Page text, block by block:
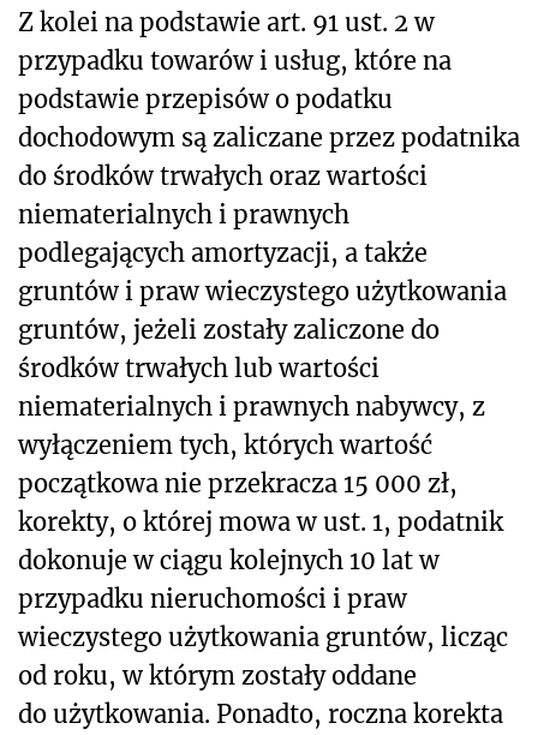
Z kolei na podstawie art. 91 ust. 2 w
przypadku towarów i usług, które na
podstawie przepisów o podatku
dochodowym są zaliczane przez podatnika
do środków trwałych oraz wartości
niematerialnych i prawnych
podlegających amortyzacji, a także
gruntów i praw wieczystego użytkowania
gruntów, jeżeli zostały zaliczone do
środków trwałych lub wartości
niematerialnych i prawnych nabywcy, z
wyłączeniem tych, których wartość
początkowa nie przekracza 15 000 zł,
korekty, o której mowa w ust. 1, podatnik
dokonuje w ciągu kolejnych 10 lat w
przypadku nieruchomości i praw
wieczystego użytkowania gruntów, licząc
od roku, w którym zostały oddane
do użytkowania. Ponadto, roczna korekta